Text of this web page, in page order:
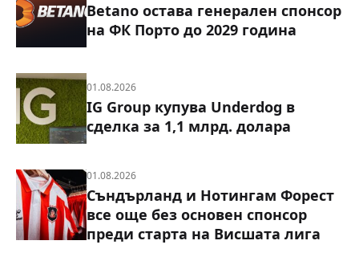
Betano остава генерален спонсор
на ФК Порто до 2029 година
01.08.2026
IG Group купува Underdog в
сделка за 1,1 млрд. долара
01.08.2026
Съндърланд и Нотингам Форест
все още без основен спонсор
преди старта на Висшата лига